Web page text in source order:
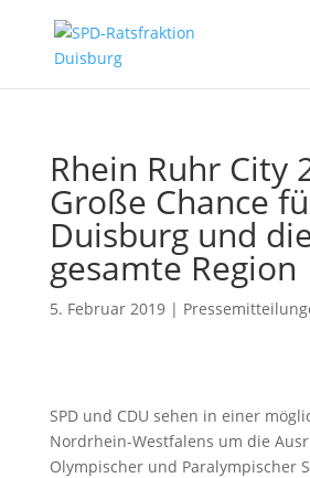
Rhein Ruhr City
Große Chance
Duisburg und
gesamte Region
5. Februar 2019|
SPD und CDU sehen in einer
Nordrhein-Westfalens um die
Olympischer und Paralympischer